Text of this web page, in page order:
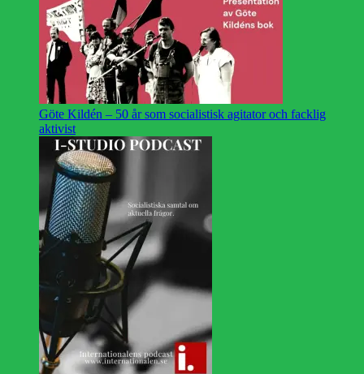
Göte Kildén – 50 år som socialistisk agitator och facklig
aktivist